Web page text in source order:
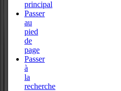
principal
Passer
au
pied
de
page
Passer
à
la
recherche